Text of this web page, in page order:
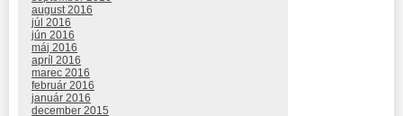
august 2016
júl 2016
jún 2016
máj 2016
apríl 2016
marec 2016
február 2016
január 2016
december 2015